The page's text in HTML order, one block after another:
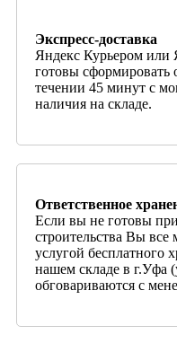
Экспресс-доставка
Яндекс Курьером или
готовы сформировать
течении 45 минут с
наличия на складе.
Ответственное
Если вы не готовы
строительства Вы все
услугой бесплатного
нашем складе в г.Уфа
обговариваются с